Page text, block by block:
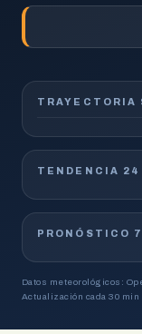
TRAYECTORIA
TENDENCIA 24
PRONÓSTICO
Datos meteorológicos:
Actualización cada 30 min